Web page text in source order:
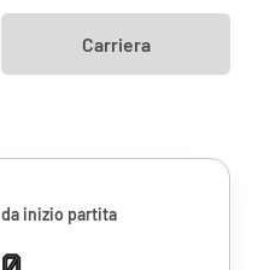
Carriera
da inizio partita